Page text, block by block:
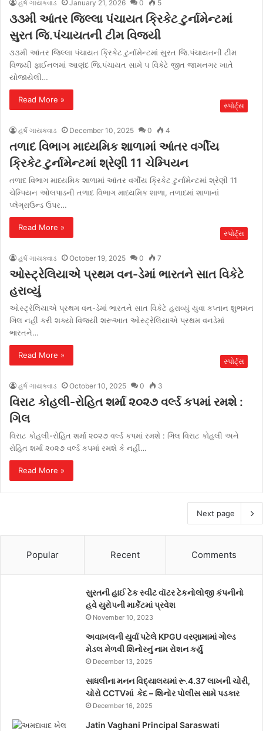
હર્ષ ગાયક્વાડ January 21, 2026 0 5
૩૩મી આંતર જિલ્લા પંચાયત ક્રિકેટ ટુર્નામેન્ટમાં
સુરત જિ.પંચાયતની ટીમ વિજયી
૩૩મી આંતર જિલ્લા પંચાયત ક્રિકેટ ટુર્નામેન્ટમાં સુરત જિ.પંચાયતની ટીમ
વિજયી ફાઈનલમાં આણંદ જિ.પંચાયત સામે ૫ વિકેટે જીત જામનગર ખાતે
યોજાયેલી…
Read More »
સ્પોર્ટ્સ
હર્ષ ગાયક્વાડ December 10, 2025 0 4
તળાદ વિભાગ માધ્યમિક શાળામાં આંતર વર્ગીય
ક્રિકેટ ટુર્નામેન્ટમાં શ્રેણી 11 ચેમ્પિયન
તળાદ વિભાગ માધ્યમિક શાળામાં આંતર વર્ગીય ક્રિકેટ ટુર્નામેન્ટમાં શ્રેણી 11
ચેમ્પિયન ઓલપાડની તળાદ વિભાગ માધ્યમિક શાળા, તળાદમાં શાળાનાં
પ્લેગ્રાઉન્ડ ઉપર…
Read More »
સ્પોર્ટ્સ
હર્ષ ગાયક્વાડ October 19, 2025 0 7
ઓસ્ટ્રેલિયાએ પ્રથમ વન-ડેમાં ભારતને સાત વિકેટે
હરાવ્યું
ઓસ્ટ્રેલિયાએ પ્રથમ વન-ડેમાં ભારતને સાત વિકેટે હરાવ્યું યુવા કપ્તાન શુભમન
ગિલ નહીં કરી શક્યો વિજયી શરૂઆત ઓસ્ટ્રેલિયાએ પ્રથમ વનડેમાં
ભારતને…
Read More »
સ્પોર્ટ્સ
હર્ષ ગાયક્વાડ October 10, 2025 0 3
વિરાટ કોહલી-રોહિત શર્મા ૨૦૨૭ વર્લ્ડ કપમાં રમશે :
ગિલ
વિરાટ કોહલી-રોહિત શર્મા ૨૦૨૭ વર્લ્ડ કપમાં રમશે : ગિલ વિરાટ કોહલી અને
રોહિત શર્મા ૨૦૨૭ વર્લ્ડ કપમાં રમશે કે નહીં…
Read More »
Next page
Popular Recent Comments
સુરતની હાઈ ટેક સ્વીટ વૉટર ટેકનોલોજી કંપનીનો
હવે યુરોપની માર્કેટમાં પ્રવેશ
November 10, 2023
અવાખલની યુર્વા પટેલે KPGU વરણામામાં ગોલ્ડ
મેડલ મેળવી શિનોરનું નામ રોશન કર્યું
December 13, 2025
સાધલીના મનન વિદ્યાલયમાં રૂ.4.37 લાખની ચોરી,
ચોરો CCTVમાં કેદ – શિનોર પોલીસ સામે પડકાર
December 16, 2025
Jatin Vaghani Principal Saraswati